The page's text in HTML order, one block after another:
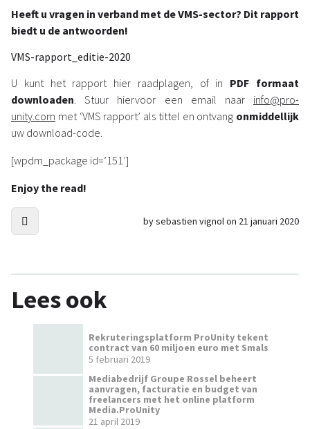
Heeft u vragen in verband met de VMS-sector? Dit rapport
biedt u de antwoorden!
VMS-rapport_editie-2020
U kunt het rapport hier raadplagen, of in PDF formaat
downloaden. Stuur hiervoor een email naar info@pro-
unity.com met ‘VMS rapport’ als tittel en ontvang onmiddellijk
uw download-code.
[wpdm_package id=’151′]
Enjoy the read!
by sebastien vignol on 21 januari 2020
Lees ook
Rekruteringsplatform ProUnity tekent
contract van 60 miljoen euro met Smals
5 februari 2019
Mediabedrijf Groupe Rossel beheert
aanvragen, facturatie en budget van
freelancers met het online platform
Media.ProUnity
21 april 2019